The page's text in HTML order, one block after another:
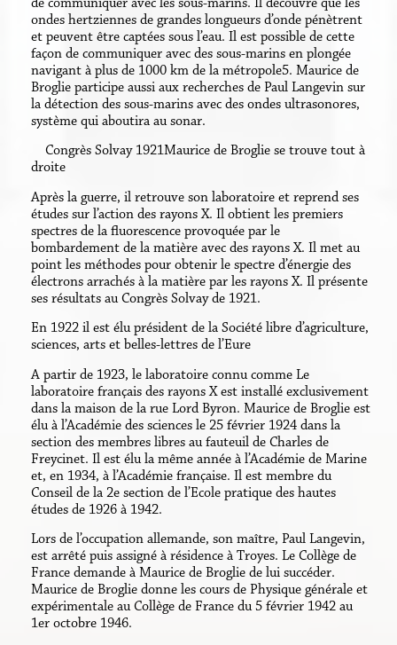
de communiquer avec les sous-marins. Il découvre que les
ondes hertziennes de grandes longueurs d’onde pénètrent
et peuvent être captées sous l’eau. Il est possible de cette
façon de communiquer avec des sous-marins en plongée
navigant à plus de 1000 km de la métropole5. Maurice de
Broglie participe aussi aux recherches de Paul Langevin sur
la détection des sous-marins avec des ondes ultrasonores,
système qui aboutira au sonar.
Congrès Solvay 1921Maurice de Broglie se trouve tout à
droite
Après la guerre, il retrouve son laboratoire et reprend ses
études sur l’action des rayons X. Il obtient les premiers
spectres de la fluorescence provoquée par le
bombardement de la matière avec des rayons X. Il met au
point les méthodes pour obtenir le spectre d’énergie des
électrons arrachés à la matière par les rayons X. Il présente
ses résultats au Congrès Solvay de 1921.
En 1922 il est élu président de la Société libre d’agriculture,
sciences, arts et belles-lettres de l’Eure
A partir de 1923, le laboratoire connu comme Le
laboratoire français des rayons X est installé exclusivement
dans la maison de la rue Lord Byron. Maurice de Broglie est
élu à l’Académie des sciences le 25 février 1924 dans la
section des membres libres au fauteuil de Charles de
Freycinet. Il est élu la même année à l’Académie de Marine
et, en 1934, à l’Académie française. Il est membre du
Conseil de la 2e section de l’Ecole pratique des hautes
études de 1926 à 1942.
Lors de l’occupation allemande, son maître, Paul Langevin,
est arrêté puis assigné à résidence à Troyes. Le Collège de
France demande à Maurice de Broglie de lui succéder.
Maurice de Broglie donne les cours de Physique générale et
expérimentale au Collège de France du 5 février 1942 au
1er octobre 1946.